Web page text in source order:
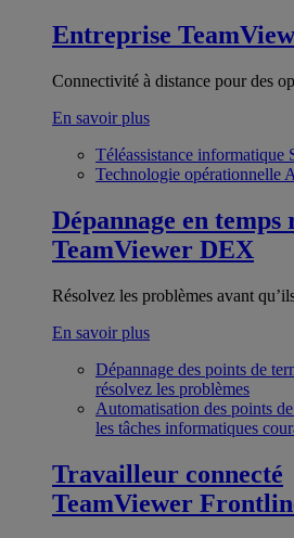
Entreprise
Connectivité à distance pour des
En savoir plus
Téléassistance informatique
Technologie opérationnelle
Dépannage en temps
TeamViewer DEX
Résolvez les problèmes avant
En savoir plus
Dépannage des points de
résolvez les problèmes
Automatisation des points
les tâches informatiques
Travailleur connecté
TeamViewer